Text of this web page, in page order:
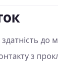
до
з